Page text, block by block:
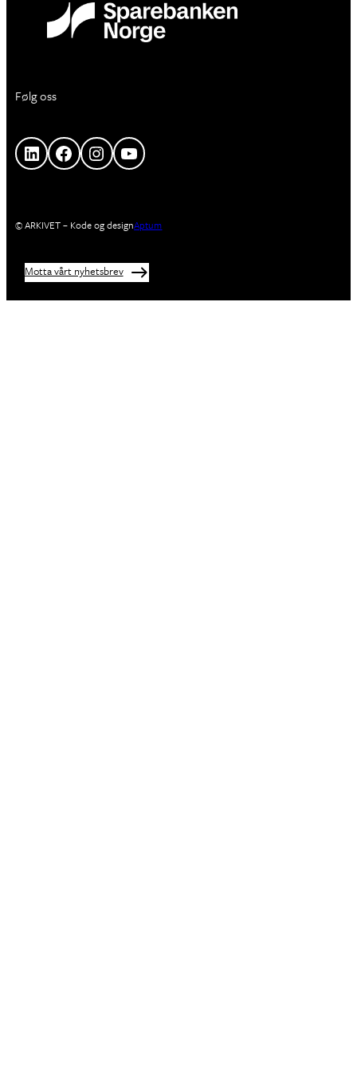
Følg oss
LinkedIn Facebook Instagram YouTube
© ARKIVET – Kode og designAptum
Motta vårt nyhetsbrev